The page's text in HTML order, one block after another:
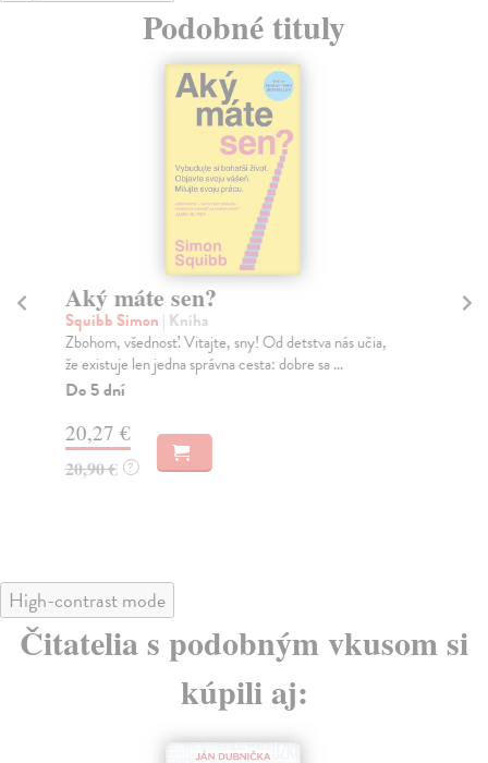
Podobné tituly
Aký máte sen?
Squibb Simon | Kniha
Zbohom, všednosť. Vitajte, sny! Od detstva nás učia,
že existuje len jedna správna cesta: dobre sa ...
Do 5 dní
20,27 €
20,90 € ?
High-contrast mode
Čitatelia s podobným vkusom si
kúpili aj: